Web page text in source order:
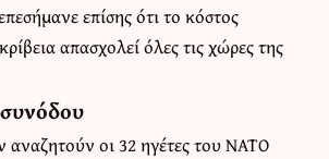
επίσης ότι το κόστος
απασχολεί όλες τις χώρες της
αναζητούν οι 32 ηγέτες του ΝΑΤΟ